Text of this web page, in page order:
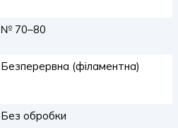
№ 70–80
Безперервна (філаментна)
Без обробки